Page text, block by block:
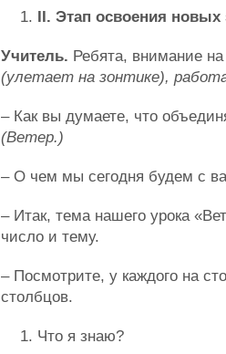
II. Этап освоения новых
Учитель. Ребята, внимание на
(улетает на зонтике),
– Как вы думаете, что
(Ветер.)
– О чем мы сегодня будем с
– Итак, тема нашего урока
число и тему.
– Посмотрите, у каждого на
столбцов.
Что я знаю?